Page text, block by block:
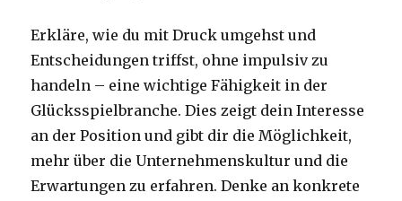
Erkläre, wie du mit Druck umgehst und
Entscheidungen triffst, ohne impulsiv zu
handeln – eine wichtige Fähigkeit in der
Glücksspielbranche. Dies zeigt dein Interesse
an der Position und gibt dir die Möglichkeit,
mehr über die Unternehmenskultur und die
Erwartungen zu erfahren. Denke an konkrete